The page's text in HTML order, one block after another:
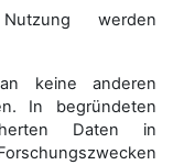
werden
keine anderen
In begründeten
Daten in